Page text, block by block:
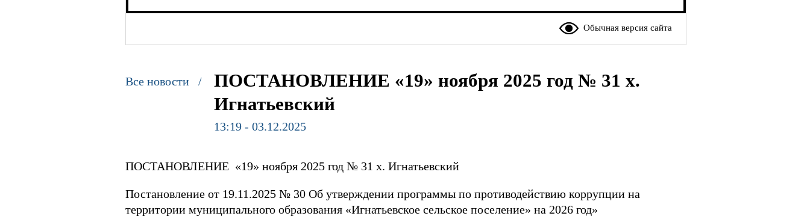
Обычная версия сайта
Все новости /
ПОСТАНОВЛЕНИЕ «19» ноября 2025 год № 31 х.
Игнатьевский
13:19 - 03.12.2025
ПОСТАНОВЛЕНИЕ «19» ноября 2025 год № 31 х. Игнатьевский
Постановление от 19.11.2025 № 30 Об утверждении программы по противодействию коррупции на
территории муниципального образования «Игнатьевское сельское поселение» на 2026 год»